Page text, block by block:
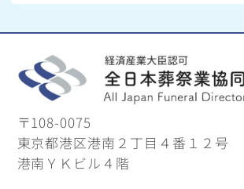
〒108-0075
東京都港区港南２丁目４番１２号
港南ＹＫビル４階